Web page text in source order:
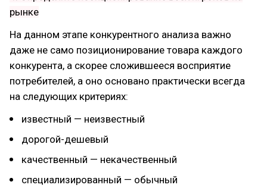
рынке
На данном этапе конкурентного анализа важно
даже не само позиционирование товара каждого
конкурента, а скорее сложившееся восприятие
потребителей, а оно основано практически всегда
на следующих критериях:
известный — неизвестный
дорогой-дешевый
качественный — некачественный
специализированный — обычный